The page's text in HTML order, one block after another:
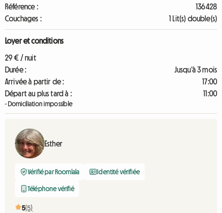
Référence :
136428
Couchages :
1 Lit(s) double(s)
Loyer et conditions
29 € / nuit
Durée :
Jusqu'à 3 mois
Arrivée à partir de :
17:00
Départ au plus tard à :
11:00
- Domiciliation impossible
Esther
Vérifié par Roomlala Identité vérifiée
Téléphone vérifié
5(5)